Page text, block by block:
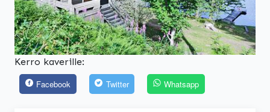
Kerro kaverille:
Facebook
Twitter Whatsapp